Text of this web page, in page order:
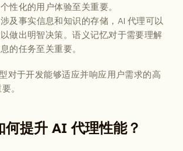
性化的用户体验至关重要。
及事实信息和知识的存储，AI 代理可以
做出明智决策。语义记忆对于需要理解
的任务至关重要。
对于开发能够适应并响应用户需求的高
。
何提升 AI 代理性能？